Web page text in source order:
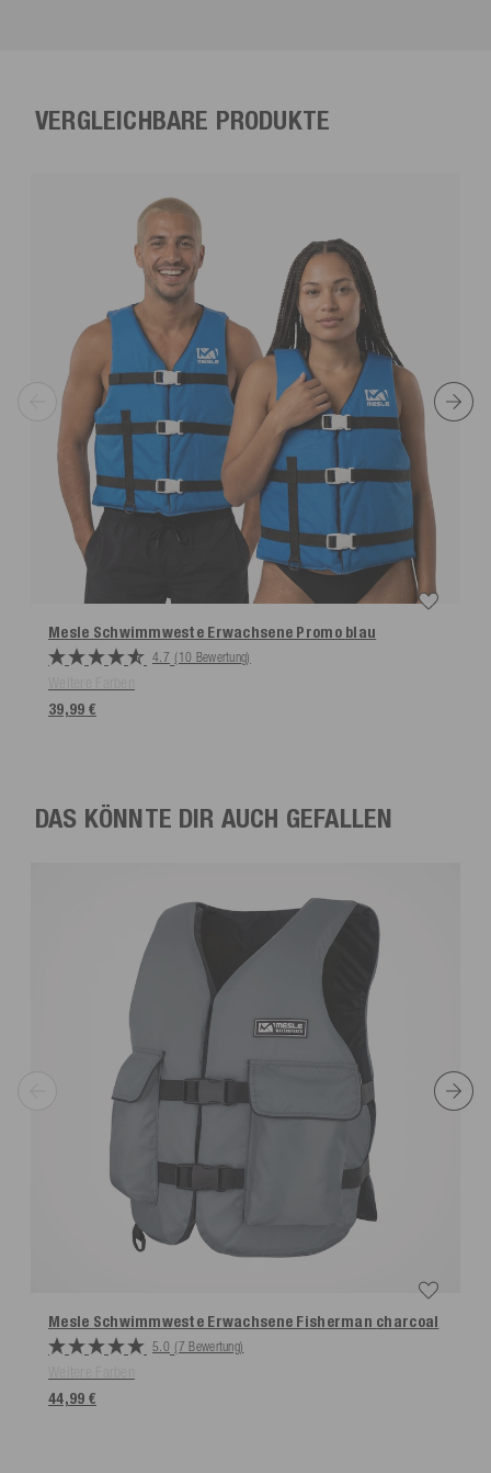
VERGLEICHBARE PRODUKTE
Mesle Schwimmweste Erwachsene Promo blau
4.7 (10 Bewertung)
39,99 €
DAS KÖNNTE DIR AUCH GEFALLEN
Mesle Schwimmweste Erwachsene Fisherman charcoal
5.0 (7 Bewertung)
44,99 €